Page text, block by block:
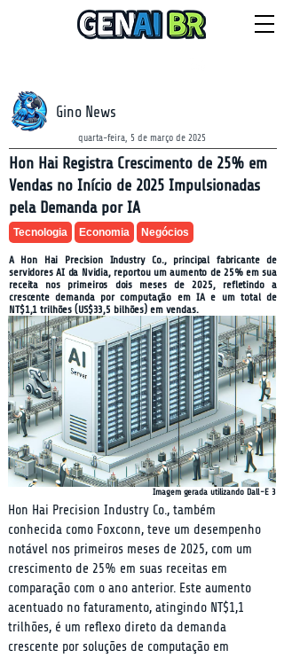
Gino News
quarta-feira, 5 de março de 2025
Hon Hai Registra Crescimento de 25% em
Vendas no Início de 2025 Impulsionadas
pela Demanda por IA
Tecnologia Economia Negócios
A Hon Hai Precision Industry Co., principal fabricante de
servidores AI da Nvidia, reportou um aumento de 25% em sua
receita nos primeiros dois meses de 2025, refletindo a
crescente demanda por computação em IA e um total de
NT$1,1 trilhões (US$33,5 bilhões) em vendas.
Imagem gerada utilizando Dall-E 3
Hon Hai Precision Industry Co., também
conhecida como Foxconn, teve um desempenho
notável nos primeiros meses de 2025, com um
crescimento de 25% em suas receitas em
comparação com o ano anterior. Este aumento
acentuado no faturamento, atingindo NT$1,1
trilhões, é um reflexo direto da demanda
crescente por soluções de computação em